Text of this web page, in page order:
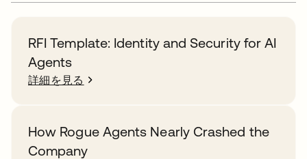
RFI Template: Identity and Security for AI
Agents
詳細を見る
How Rogue Agents Nearly Crashed the
Company